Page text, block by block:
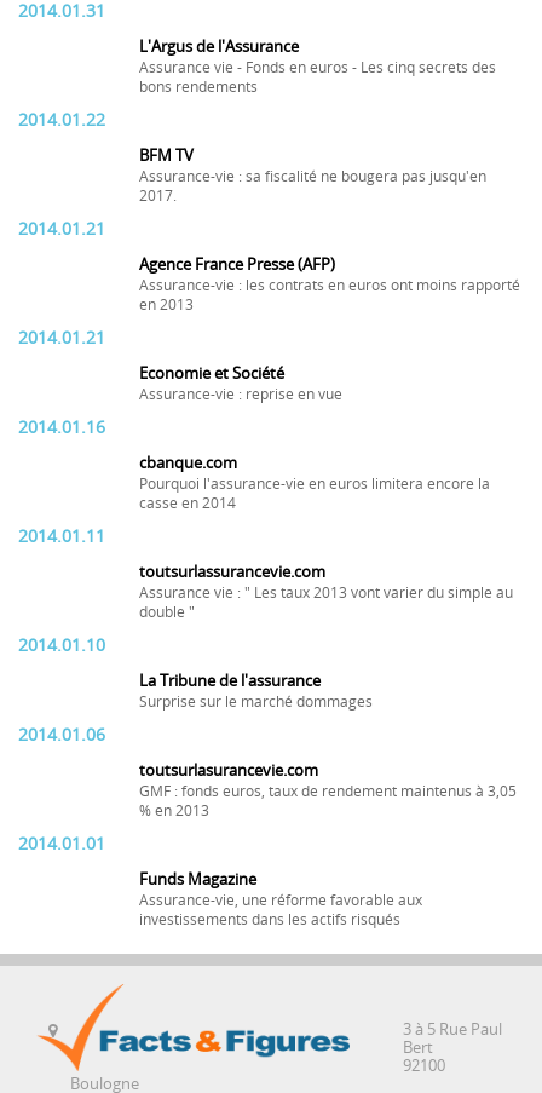
2014.01.31
L'Argus de l'Assurance
Assurance vie - Fonds en euros - Les cinq secrets des
bons rendements
2014.01.22
BFM TV
Assurance-vie : sa fiscalité ne bougera pas jusqu'en
2017.
2014.01.21
Agence France Presse (AFP)
Assurance-vie : les contrats en euros ont moins rapporté
en 2013
2014.01.21
Economie et Société
Assurance-vie : reprise en vue
2014.01.16
cbanque.com
Pourquoi l'assurance-vie en euros limitera encore la
casse en 2014
2014.01.11
toutsurlassurancevie.com
Assurance vie : " Les taux 2013 vont varier du simple au
double "
2014.01.10
La Tribune de l'assurance
Surprise sur le marché dommages
2014.01.06
toutsurlasurancevie.com
GMF : fonds euros, taux de rendement maintenus à 3,05
% en 2013
2014.01.01
Funds Magazine
Assurance-vie, une réforme favorable aux
investissements dans les actifs risqués
3 à 5 Rue Paul
Bert
92100
Boulogne